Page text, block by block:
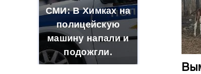
СМИ: В Химках на
полицейскую
машину напали и
подожгли.